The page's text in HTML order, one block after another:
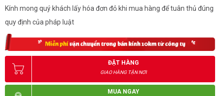
Kính mong quý khách lấy hóa đơn đỏ khi mua hàng để tuân thủ đúng
quy định của pháp luật
ĐẶT HÀNG
GIAO HÀNG TẬN NƠI
MUA NGAY